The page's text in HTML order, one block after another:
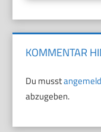
KOMMENTAR
Du musst
abzugeben.